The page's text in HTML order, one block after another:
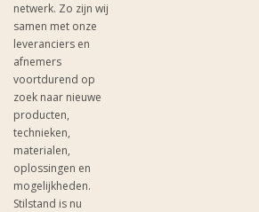
netwerk. Zo zijn wij
samen met onze
leveranciers en
afnemers
voortdurend op
zoek naar nieuwe
producten,
technieken,
materialen,
oplossingen en
mogelijkheden.
Stilstand is nu